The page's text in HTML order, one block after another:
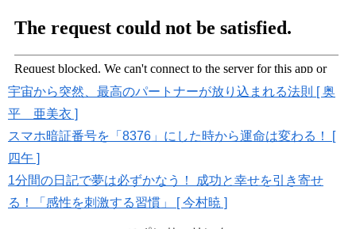
宇宙から突然、最高のパートナーが放り込まれる法則 [ 奥
平 亜美衣 ]
スマホ暗証番号を「8376」にした時から運命は変わる！ [
四午 ]
1分間の日記で夢は必ずかなう！ 成功と幸せを引き寄せ
る！「感性を刺激する習慣」 [ 今村暁 ]